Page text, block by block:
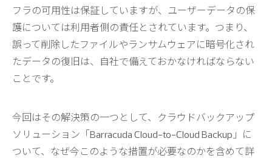
フラの可用性は保証していますが、ユーザーデータの保
護については利用者側の責任とされています。つまり、
誤って削除したファイルやランサムウェアに暗号化され
たデータの復旧は、自社で備えておかなければならない
ことです。
今回はその解決策の一つとして、クラウドバックアップ
ソリューション「Barracuda Cloud-to-Cloud Backup」に
ついて、なぜ今このような措置が必要なのかを含めて詳